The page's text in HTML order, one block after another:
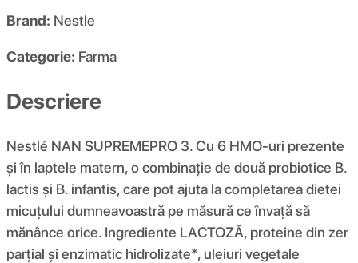
Brand: Nestle
Categorie: Farma
Descriere
Nestlé NAN SUPREMEPRO 3. Cu 6 HMO-uri prezente
și în laptele matern, o combinație de două probiotice B.
lactis și B. infantis, care pot ajuta la completarea dietei
micuțului dumneavoastră pe măsură ce învață să
mănânce orice. Ingrediente LACTOZĂ, proteine ​​din zer
parțial și enzimatic hidrolizate*, uleiuri vegetale